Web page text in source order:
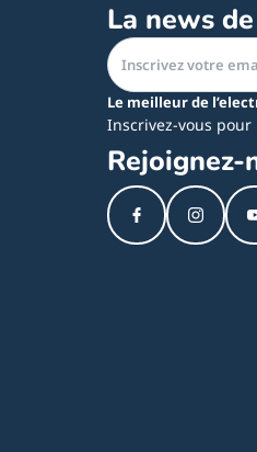
La news
Le meilleur de
Inscrivez-vous pour
Rejoignez-